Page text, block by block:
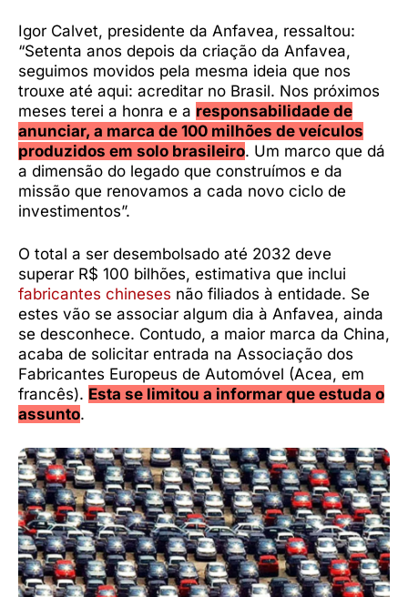
Igor Calvet, presidente da Anfavea, ressaltou:
“Setenta anos depois da criação da Anfavea,
seguimos movidos pela mesma ideia que nos
trouxe até aqui: acreditar no Brasil. Nos próximos
meses terei a honra e a responsabilidade de
anunciar, a marca de 100 milhões de veículos
produzidos em solo brasileiro. Um marco que dá
a dimensão do legado que construímos e da
missão que renovamos a cada novo ciclo de
investimentos”.
O total a ser desembolsado até 2032 deve
superar R$ 100 bilhões, estimativa que inclui
fabricantes chineses não filiados à entidade. Se
estes vão se associar algum dia à Anfavea, ainda
se desconhece. Contudo, a maior marca da China,
acaba de solicitar entrada na Associação dos
Fabricantes Europeus de Automóvel (Acea, em
francês). Esta se limitou a informar que estuda o
assunto.